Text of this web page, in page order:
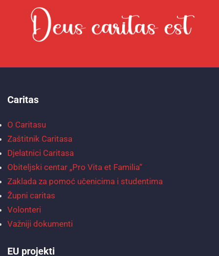
Caritas
O Caritasu
Zaštitnik Caritasa
Djelatnici Caritasa
Obiteljski centar „Pro Vita et Familia“
Zaklada za pomoć učenicima i studentima
Župni caritas
Volonteri
Važniji dokumenti
EU projekti